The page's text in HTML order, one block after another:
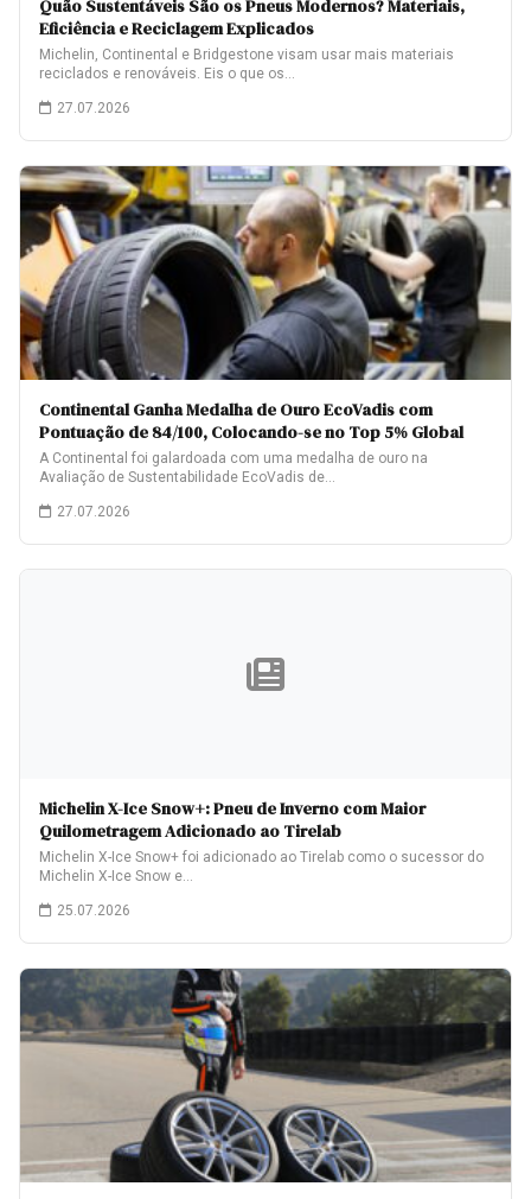
Quão Sustentáveis São os Pneus Modernos? Materiais,
Eficiência e Reciclagem Explicados
Michelin, Continental e Bridgestone visam usar mais materiais
reciclados e renováveis. Eis o que os…
27.07.2026
Continental Ganha Medalha de Ouro EcoVadis com
Pontuação de 84/100, Colocando-se no Top 5% Global
A Continental foi galardoada com uma medalha de ouro na
Avaliação de Sustentabilidade EcoVadis de…
27.07.2026
Michelin X-Ice Snow+: Pneu de Inverno com Maior
Quilometragem Adicionado ao Tirelab
Michelin X-Ice Snow+ foi adicionado ao Tirelab como o sucessor do
Michelin X-Ice Snow e…
25.07.2026